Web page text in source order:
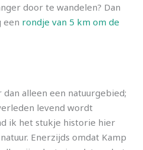
door te wandelen? Dan
een rondje van 5 km om de
alleen een natuurgebied;
levend wordt
ik het stukje historie hier
Enerzijds omdat Kamp